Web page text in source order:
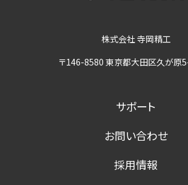
株式会社 寺岡精工
〒146-8580 東京都大田区久が原
サポート
お問い合わせ
採用情報